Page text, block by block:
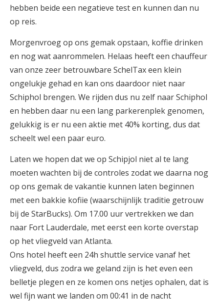
hebben beide een negatieve test en kunnen dan nu
op reis.
Morgenvroeg op ons gemak opstaan, koffie drinken
en nog wat aanrommelen. Helaas heeft een chauffeur
van onze zeer betrouwbare SchelTax een klein
ongelukje gehad en kan ons daardoor niet naar
Schiphol brengen. We rijden dus nu zelf naar Schiphol
en hebben daar nu een lang parkerenplek genomen,
gelukkig is er nu een aktie met 40% korting, dus dat
scheelt wel een paar euro.
Laten we hopen dat we op Schipjol niet al te lang
moeten wachten bij de controles zodat we daarna nog
op ons gemak de vakantie kunnen laten beginnen
met een bakkie kofiie (waarschijnlijk traditie getrouw
bij de StarBucks). Om 17.00 uur vertrekken we dan
naar Fort Lauderdale, met eerst een korte overstap
op het vliegveld van Atlanta.
Ons hotel heeft een 24h shuttle service vanaf het
vliegveld, dus zodra we geland zijn is het even een
belletje plegen en ze komen ons netjes ophalen, dat is
wel fijn want we landen om 00:41 in de nacht